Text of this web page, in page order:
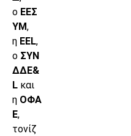
ο ΕΕΣ
ΥΜ,
η EEL,
ο ΣΥΝ
ΔΔΕ&
L και
η ΟΦΑ
Ε,
τονίζ